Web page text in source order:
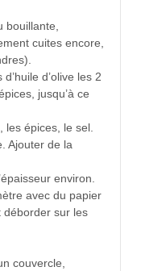
bouillante,
cuites encore,
d’olive les 2
jusqu’à ce
les épices, le sel.
Ajouter de la
environ.
avec du papier
déborder sur les
couvercle,